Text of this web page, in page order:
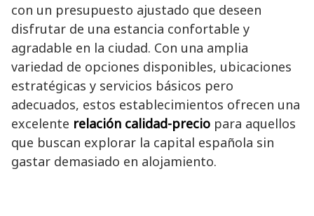
con un presupuesto ajustado que deseen
disfrutar de una estancia confortable y
agradable en la ciudad. Con una amplia
variedad de opciones disponibles, ubicaciones
estratégicas y servicios básicos pero
adecuados, estos establecimientos ofrecen una
excelente relación calidad-precio para aquellos
que buscan explorar la capital española sin
gastar demasiado en alojamiento.